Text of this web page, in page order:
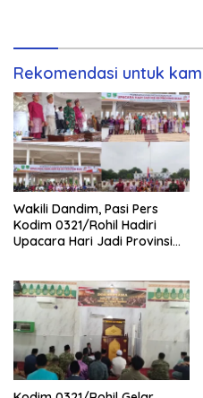
Rekomendasi untuk
Wakili Dandim, Pasi Pers
Kodim 0321/Rohil Hadiri
Upacara Hari Jadi Provinsi